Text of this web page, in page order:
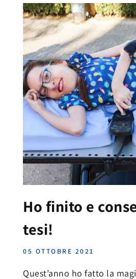
Ho finito e
tesi!
05 OTTOBRE 2021
Quest’anno ho fatto la